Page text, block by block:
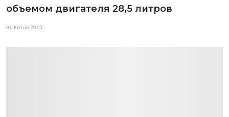
объемом двигателя 28,5 литров
01 Квітня 2015